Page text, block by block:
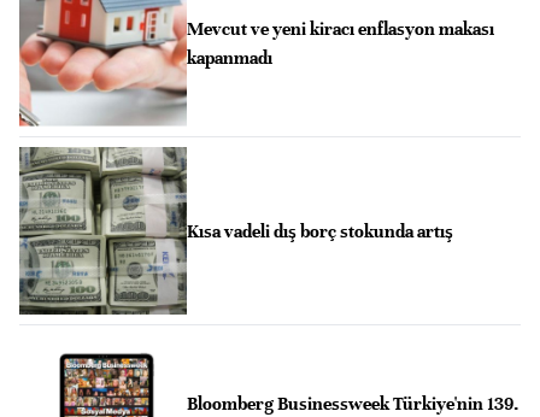
Mevcut ve yeni kiracı enflasyon makası
kapanmadı
Kısa vadeli dış borç stokunda artış
Bloomberg Businessweek Türkiye'nin 139.